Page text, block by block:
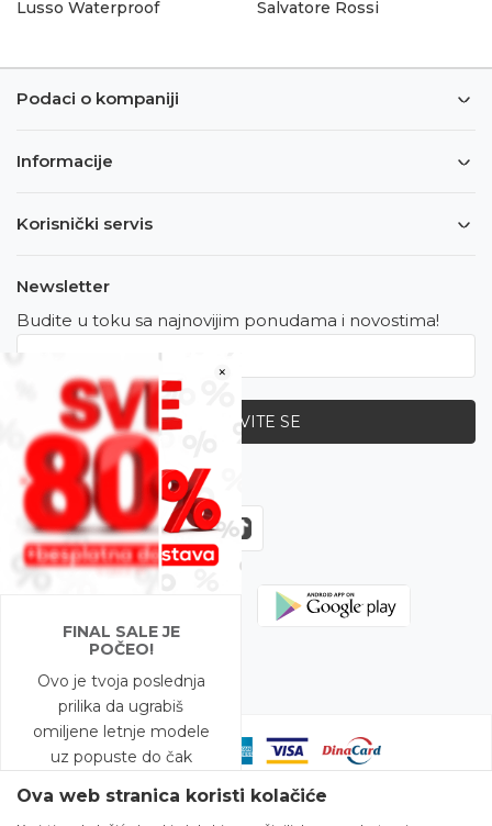
×
FINAL SALE JE
POČEO!
Ovo je tvoja poslednja
prilika da ugrabiš
omiljene letnje modele
uz popuste do čak
Lusso Waterproof
Salvatore Rossi
Podaci o kompaniji
Informacije
Korisnički servis
Newsletter
Budite u toku sa najnovijim ponudama i novostima!
PRIJAVITE SE
Zapratite nas
Ova web stranica koristi kolačiće